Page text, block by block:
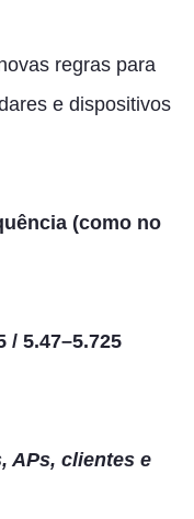
regras para
e dispositivos
(como no
/ 5.47–5.725
APs, clientes e